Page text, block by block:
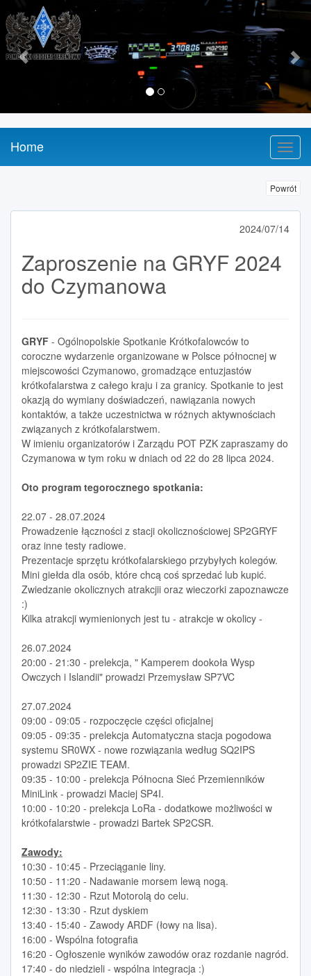
Previous
Home
Powrót
2024/07/14
Zaproszenie na GRYF 2024
do Czymanowa
GRYF - Ogólnopolskie Spotkanie Krótkofalowców to
coroczne wydarzenie organizowane w Polsce północnej w
miejscowości Czymanowo, gromadzące entuzjastów
krótkofalarstwa z całego kraju i za granicy. Spotkanie to jest
okazją do wymiany doświadczeń, nawiązania nowych
kontaktów, a także uczestnictwa w różnych aktywnościach
związanych z krótkofalarstwem.
W imieniu organizatorów i Zarządu POT PZK zapraszamy do
Czymanowa w tym roku w dniach od 22 do 28 lipca 2024.
Oto program tegorocznego spotkania:
22.07 - 28.07.2024
Prowadzenie łączności z stacji okolicznościowej SP2GRYF
oraz inne testy radiowe.
Prezentacje sprzętu krótkofalarskiego przybyłych kolegów.
Mini giełda dla osób, które chcą coś sprzedać lub kupić.
Zwiedzanie okolicznych atrakcjii oraz wieczorki zapoznawcze
:)
Kilka atrakcji wymienionych jest tu - atrakcje w okolicy -
26.07.2024
20:00 - 21:30 - prelekcja, " Kamperem dookoła Wysp
Owczych i Islandii" prowadzi Przemysław SP7VC
27.07.2024
09:00 - 09:05 - rozpoczęcie części oficjalnej
09:05 - 09:35 - prelekcja Automatyczna stacja pogodowa
systemu SR0WX - nowe rozwiązania według SQ2IPS
prowadzi SP2ZIE TEAM.
09:35 - 10:00 - prelekcja Północna Sieć Przemienników
MiniLink - prowadzi Maciej SP4I.
10:00 - 10:20 - prelekcja LoRa - dodatkowe możliwości w
krótkofalarstwie - prowadzi Bartek SP2CSR.
Zawody:
10:30 - 10:45 - Przeciąganie liny.
10:50 - 11:20 - Nadawanie morsem lewą nogą.
11:30 - 12:30 - Rzut Motorolą do celu.
12:30 - 13:30 - Rzut dyskiem
13:40 - 15:40 - Zawody ARDF (łowy na lisa).
16:00 - Wspólna fotografia
16:20 - Ogłoszenie wyników zawodów oraz rozdanie nagród.
17:40 - do niedzieli - wspólna integracja :)